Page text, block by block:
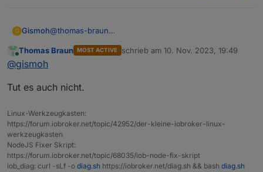
G Gismoh@thomas-braun
Maschine bei frischer Installation besser gelingen, als
Online
Thomas Braun MOST ACTIVE schrieb am 10. Nov. 2023, 19:49
zuletzt editiert von
@gismoh
Tut es auch nicht.
Linux-Werkzeugkasten:
https://forum.iobroker.net/topic/42952/der-kleine-iobroker-linux-
werkzeugkasten
NodeJS Fixer Skript:
https://forum.iobroker.net/topic/68035/iob-node-fix-skript
iob_diag: curl -sLf -o diag.sh https://iobroker.net/diag.sh && bash diag.sh